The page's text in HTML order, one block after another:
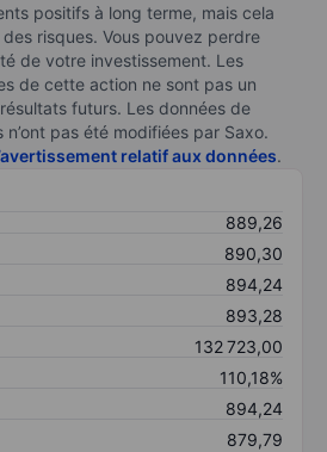
positifs à long terme, mais cela
risques. Vous pouvez perdre
de votre investissement. Les
de cette action ne sont pas un
futurs. Les données de
pas été modifiées par Saxo.
relatif aux données.
889,26
890,30
894,24
893,28
132 723,00
110,18%
894,24
879,79